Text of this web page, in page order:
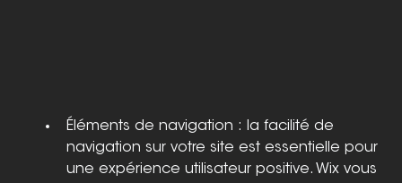
Éléments de navigation : la facilité de
navigation sur votre site est essentielle pour
une expérience utilisateur positive. Wix vous